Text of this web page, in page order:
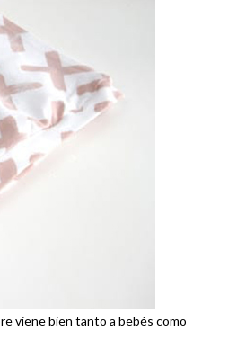
viene bien tanto a bebés como